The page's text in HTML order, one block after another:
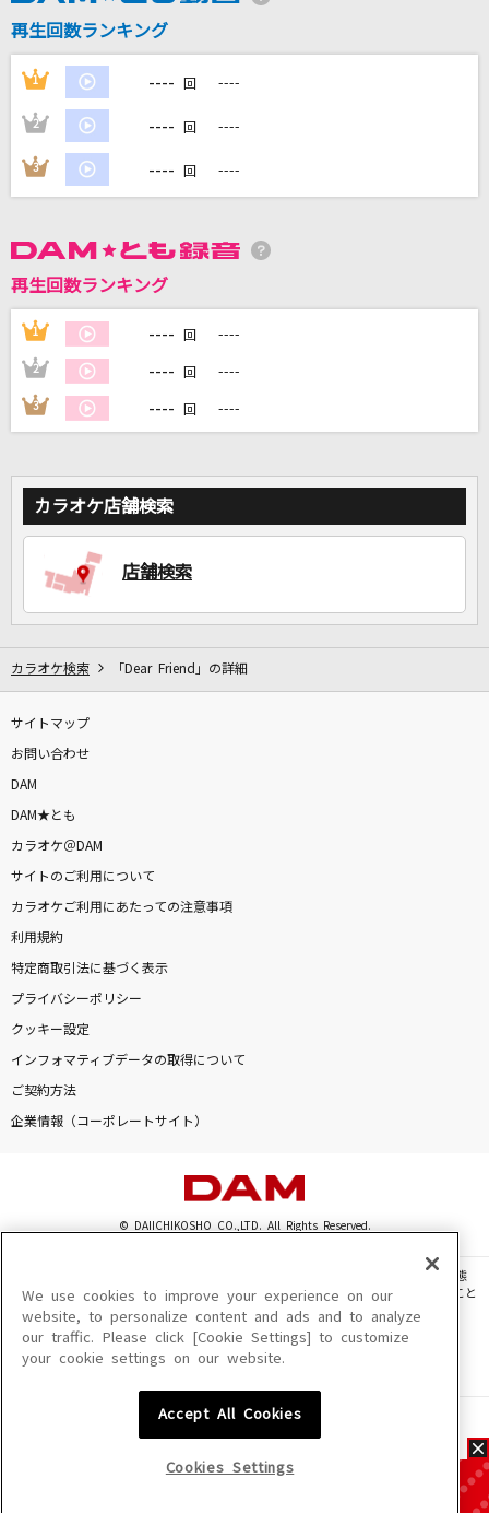
一青 窈
[生音]前前前世 (movie ver.)
RADWIMPS
愛とか恋とか
Novelbright
サザンオールスターズ
花の塔
さユり
カラオケをもっと楽しもう！
再生回数ランキング
1 ---- 回 ----
2 ---- 回 ----
3 ---- 回 ----
再生回数ランキング
1 ---- 回 ----
2 ---- 回 ----
3 ---- 回 ----
カラオケ店舗検索
店舗検索
カラオケ検索 「Dear Friend」の詳細
サイトマップ
お問い合わせ
DAM
DAM★とも
カラオケ＠DAM
サイトのご利用について
カラオケご利用にあたっての注意事項
利用規約
特定商取引法に基づく表示
プライバシーポリシー
クッキー設定
インフォマティブデータの取得について
ご契約方法
企業情報（コーポレートサイト）
© DAIICHIKOSHO CO.,LTD. All Rights Reserved.
このサイトに掲載されている一切の文章・画像・写真・動画・音声等を、手段や形態
を問わず、著作権法の定める範囲を超えて無断で複製、転載、ファイル化などすること
を禁じます。
楽曲及びコンテンツは、機種によりご利用いただけない場合があります。
楽曲及びコンテンツの配信日、配信内容が変更になる場合があります。
We use cookies to improve your experience on our
website, to personalize content and ads and to analyze
our traffic. Please click [Cookie Settings] to customize
your cookie settings on our website.
Accept All Cookies
Cookies Settings